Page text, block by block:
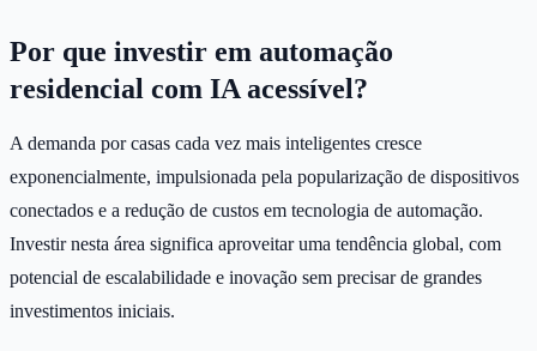
Por que investir em automação
residencial com IA acessível?
A demanda por casas cada vez mais inteligentes cresce
exponencialmente, impulsionada pela popularização de dispositivos
conectados e a redução de custos em tecnologia de automação.
Investir nesta área significa aproveitar uma tendência global, com
potencial de escalabilidade e inovação sem precisar de grandes
investimentos iniciais.